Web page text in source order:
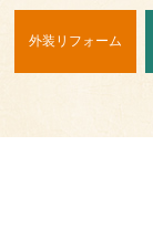
外装リフォーム